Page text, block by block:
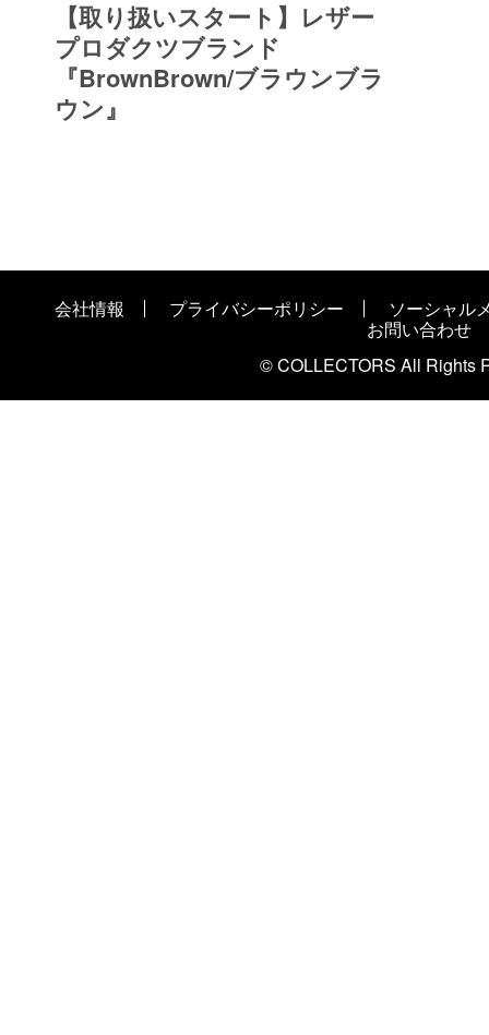
【取り扱いスタート】レザー
プロダクツブランド
『BrownBrown/ブラウンブラ
ウン』
会社情報 プライバシーポリシー
ソーシャル
お問い合わせ
© COLLECTORS All Rights